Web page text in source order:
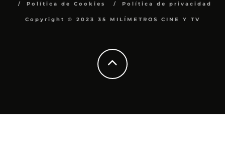
Política de Cookies
Política de privacidad
Copyright © 2023 35 MILÍMETROS CINE Y TV